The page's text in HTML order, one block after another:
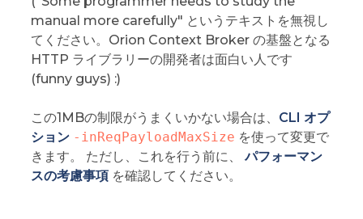
manual more carefully" というテキストを無視し
てください。Orion Context Broker の基盤となる
HTTP ライブラリーの開発者は面白い人です
(funny guys) :)
この1MBの制限がうまくいかない場合は、 CLI オプ
ション -inReqPayloadMaxSize を使って変更で
きます。 ただし、これを行う前に、パフォーマン
スの考慮事項を確認してください。